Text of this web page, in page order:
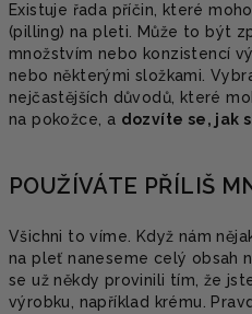
Existuje řada příčin, které
(pilling) na pleti. Může to být
množstvím nebo konzistencí
nebo některými složkami.
nejčastějších důvodů, které
na pokožce, a dozvíte se, jak
POUŽÍVÁTE PŘÍLIŠ
Všichni to víme. Když nám
na pleť naneseme celý obsah
se už někdy provinili tím, že
výrobku, například krému.